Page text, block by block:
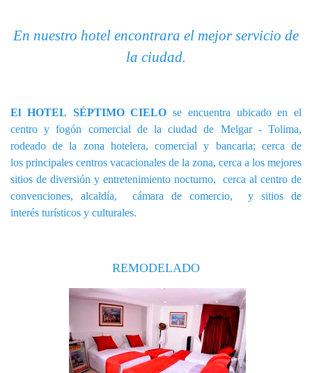
En nuestro hotel encontrara el mejor servicio de
la ciudad.
El HOTEL SÉPTIMO CIELO se encuentra ubicado en el
centro y fogón comercial de la ciudad de Melgar - Tolima,
rodeado de la zona hotelera, comercial y bancaria; cerca de
los principales centros vacacionales de la zona, cerca a los mejores
sitios de diversión y entretenimiento nocturno, cerca al centro de
convenciones, alcaldía, cámara de comercio, y sitios de
interés turísticos y culturales.
REMODELADO